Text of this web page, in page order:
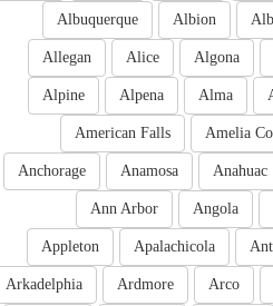
Albion
Albuquerque
Algona
Alice
Allegan
Alma
Alpena
Alpine
Amelia
American Falls
Anahuac
Anamosa
Anchorage
Angola
Ann Arbor
Apalachicola
Appleton
Arco
Ardmore
Arkadelphia